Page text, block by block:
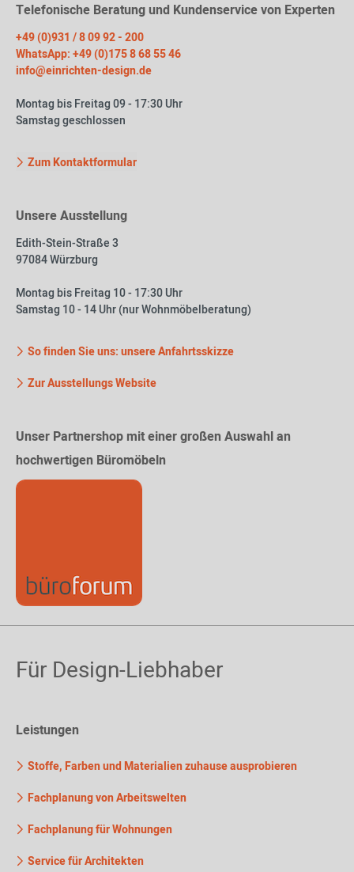
Telefonische Beratung und Kundenservice von Experten
+49 (0)931 / 8 09 92 - 200
WhatsApp: +49 (0)175 8 68 55 46
info@einrichten-design.de
Montag bis Freitag 09 - 17:30 Uhr
Samstag geschlossen
Zum Kontaktformular
Unsere Ausstellung
Edith-Stein-Straße 3
97084 Würzburg
Montag bis Freitag 10 - 17:30 Uhr
Samstag 10 - 14 Uhr (nur Wohnmöbelberatung)
So finden Sie uns: unsere Anfahrtsskizze
Zur Ausstellungs Website
Unser Partnershop mit einer großen Auswahl an
hochwertigen Büromöbeln
Für Design-Liebhaber
Leistungen
Stoffe, Farben und Materialien zuhause ausprobieren
Fachplanung von Arbeitswelten
Fachplanung für Wohnungen
Service für Architekten